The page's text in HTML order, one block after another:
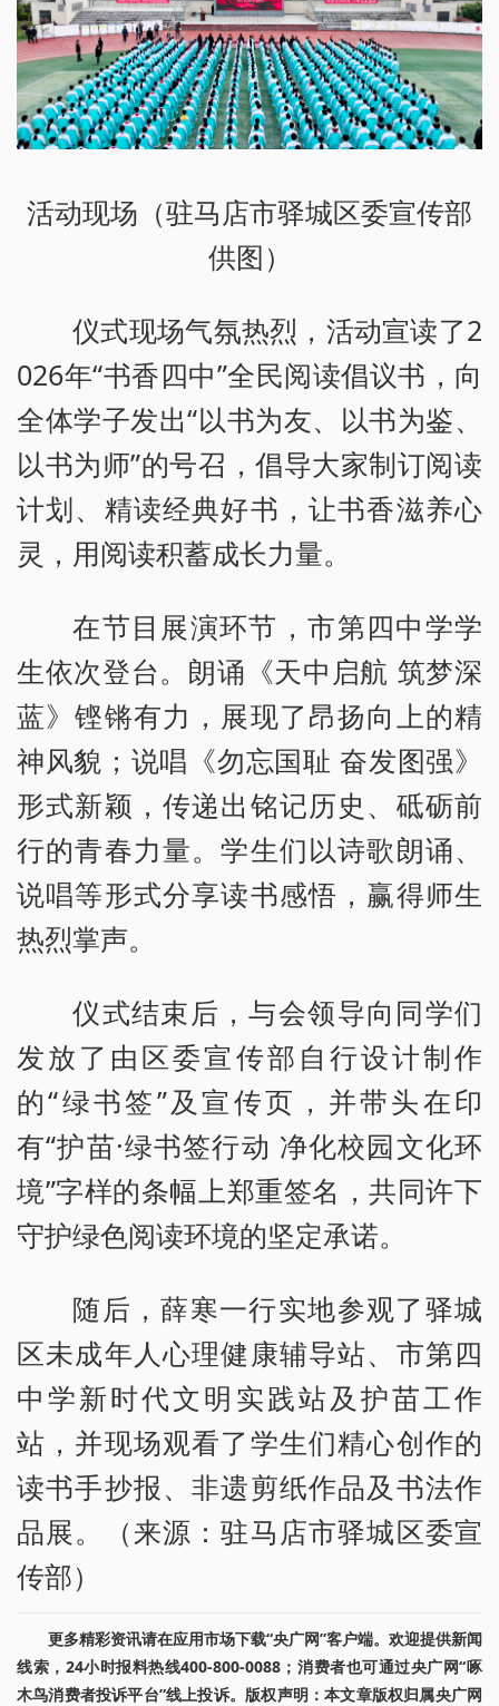
活动现场（驻马店市驿城区委宣传部
供图）
仪式现场气氛热烈，活动宣读了2
026年“书香四中”全民阅读倡议书，向
全体学子发出“以书为友、以书为鉴、
以书为师”的号召，倡导大家制订阅读
计划、精读经典好书，让书香滋养心
灵，用阅读积蓄成长力量。
在节目展演环节，市第四中学学
生依次登台。朗诵《天中启航 筑梦深
蓝》铿锵有力，展现了昂扬向上的精
神风貌；说唱《勿忘国耻 奋发图强》
形式新颖，传递出铭记历史、砥砺前
行的青春力量。学生们以诗歌朗诵、
说唱等形式分享读书感悟，赢得师生
热烈掌声。
仪式结束后，与会领导向同学们
发放了由区委宣传部自行设计制作
的“绿书签”及宣传页，并带头在印
有“护苗·绿书签行动 净化校园文化环
境”字样的条幅上郑重签名，共同许下
守护绿色阅读环境的坚定承诺。
随后，薛寒一行实地参观了驿城
区未成年人心理健康辅导站、市第四
中学新时代文明实践站及护苗工作
站，并现场观看了学生们精心创作的
读书手抄报、非遗剪纸作品及书法作
品展。（来源：驻马店市驿城区委宣
传部）
更多精彩资讯请在应用市场下载“央广网”客户端。欢迎提供新闻
线索，24小时报料热线400-800-0088；消费者也可通过央广网“啄
木鸟消费者投诉平台”线上投诉。版权声明：本文章版权归属央广网